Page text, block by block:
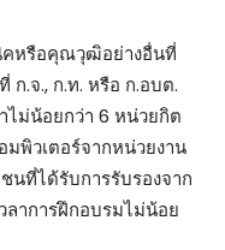
คหรือคุณวุฒิอย่างอื่นที่
ก.จ., ก.ท. หรือ ก.อบต.
ไม่น้อยกว่า 6 หน่วยกิต
พิวเตอร์จากหน่วยงาน
นที่ได้รับการรับรองจาก
ลาการฝึกอบรมไม่น้อย